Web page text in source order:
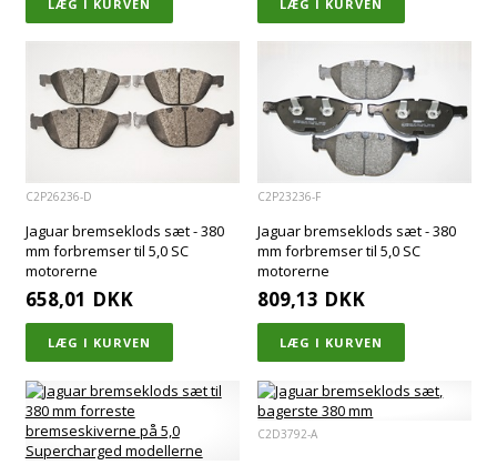
C2P26236-D
Jaguar bremseklods sæt - 380
mm forbremser til 5,0 SC
motorerne
658,01 DKK
C2P23236-F
Jaguar bremseklods sæt - 380
mm forbremser til 5,0 SC
motorerne
809,13 DKK
C2D3792-A